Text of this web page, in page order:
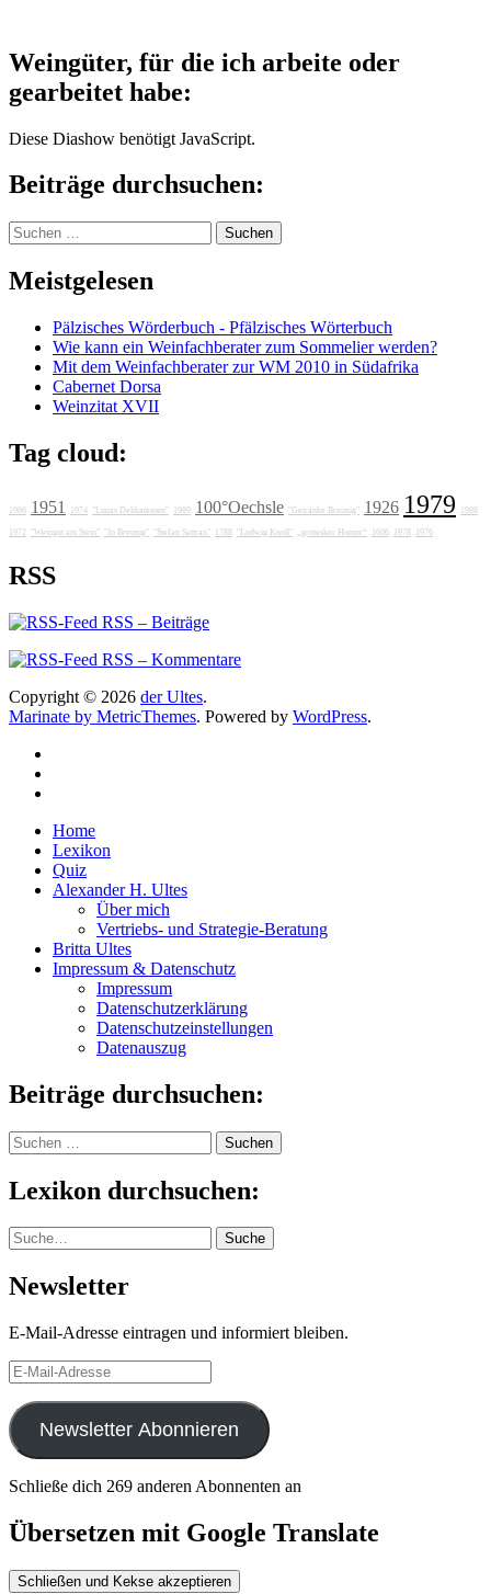
Weingüter, für die ich arbeite oder
gearbeitet habe:
Diese Diashow benötigt JavaScript.
Beiträge durchsuchen:
Suchen
nach:
Meistgelesen
Pälzisches Wörderbuch - Pfälzisches Wörterbuch
Wie kann ein Weinfachberater zum Sommelier werden?
Mit dem Weinfachberater zur WM 2010 in Südafrika
Cabernet Dorsa
Weinzitat XVII
Tag cloud:
1986 1951 1974 "Lunas Delikatessen" 1989 100°Oechsle "Getränke Breunig" 1926 1979 1988
1972 "Weingut am Stein" "Jo Breunig" "Stefan Sattran" 1788 "Ludwig Knoll" „grotesker Humor“ 1606 1978 1976
RSS
RSS – Beiträge
RSS – Kommentare
Copyright © 2026 der Ultes.
Marinate by MetricThemes. Powered by WordPress.
Home
Lexikon
Quiz
Alexander H. Ultes
Über mich
Vertriebs- und Strategie-Beratung
Britta Ultes
Impressum & Datenschutz
Impressum
Datenschutzerklärung
Datenschutzeinstellungen
Datenauszug
Beiträge durchsuchen:
Suchen
nach:
Lexikon durchsuchen:
Suche Suche
Newsletter
E-Mail-Adresse eintragen und informiert bleiben.
E-
Mail-
Adresse
Newsletter Abonnieren
Schließe dich 269 anderen Abonnenten an
Übersetzen mit Google Translate